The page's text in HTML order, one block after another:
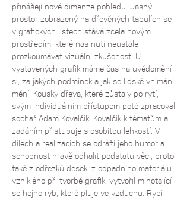
přinášejí nové dimenze pohledu. Jasný
prostor zobrazený na dřevěných tabulích se
v grafických listech stává zcela novým
prostředím, které nás nutí neustále
prozkoumávat vizuální zkušenost. U
vystavených grafik máme čas na uvědomění
si, za jakých podmínek a jak se lidské vnímání
mění. Kousky dřeva, které zůstaly po rytí,
svým individuálním přístupem poté zpracoval
sochař Adam Kovalčík. Kovalčík k tématům a
zadáním přistupuje s osobitou lehkostí. V
dílech a realizacích se odráží jeho humor a
schopnost hravě odhalit podstatu věci, proto
také z odřezků desek, z odpadního materiálu
vzniklého při tvorbě grafik, vytvořil mihotající
se hejno ryb, které pluje ve vzduchu. Rybí